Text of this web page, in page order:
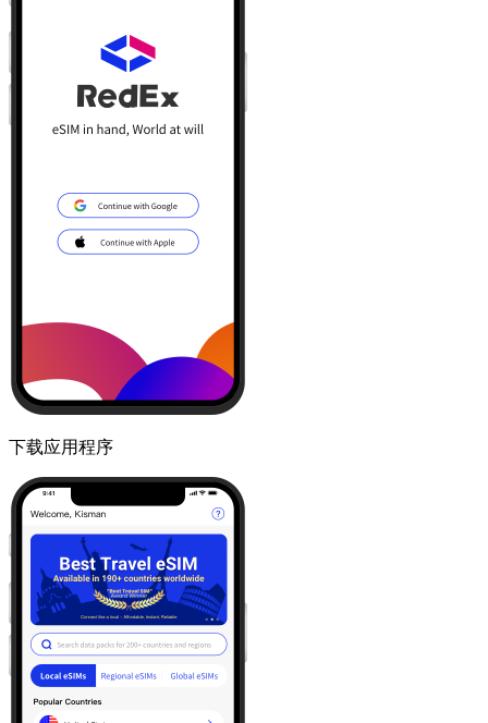
下载应用程序